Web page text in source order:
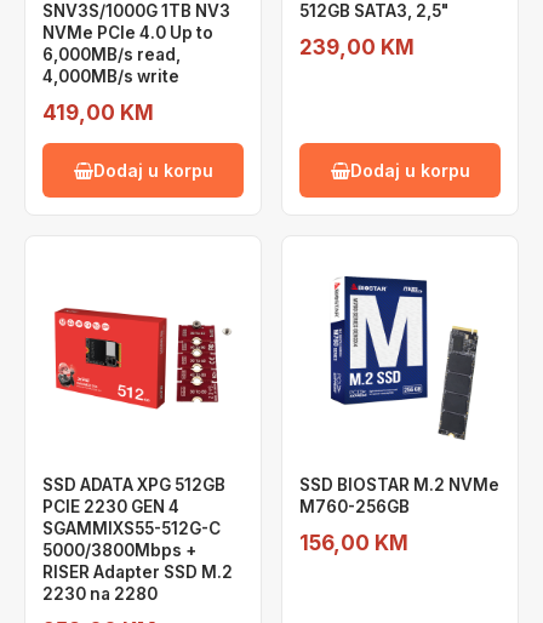
SNV3S/1000G 1TB NV3
NVMe PCIe 4.0 Up to
6,000MB/s read,
4,000MB/s write
419,00 KM
Dodaj u korpu
512GB SATA3, 2,5"
239,00 KM
Dodaj u korpu
SSD ADATA XPG 512GB
PCIE 2230 GEN 4
SGAMMIXS55-512G-C
5000/3800Mbps +
RISER Adapter SSD M.2
2230 na 2280
SSD BIOSTAR M.2 NVMe
M760-256GB
156,00 KM